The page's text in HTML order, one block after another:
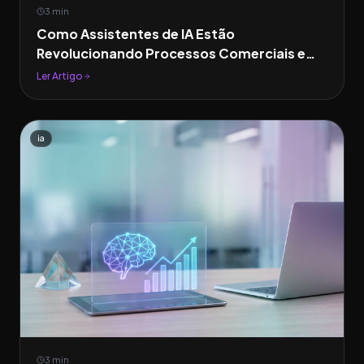
3 min
Como Assistentes de IA Estão
Revolucionando Processos Comerciais em
2026
Ler Artigo
ia
3 min